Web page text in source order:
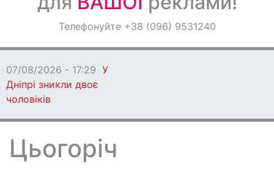
ОголошенняТелефонуйте +38 (096) 9531240
07/08/2026 - 17:29 У
Дніпрі зникли двоє
чоловіків
Цьогоріч